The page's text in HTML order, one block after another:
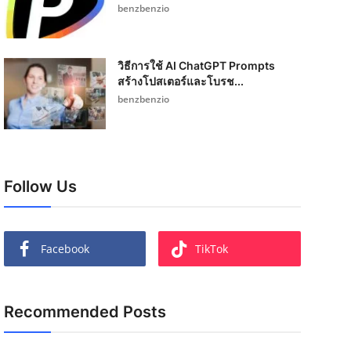
benzbenzio
วิธีการใช้ AI ChatGPT Prompts
สร้างโปสเตอร์และโบรช...
benzbenzio
Follow Us
Facebook TikTok
Recommended Posts